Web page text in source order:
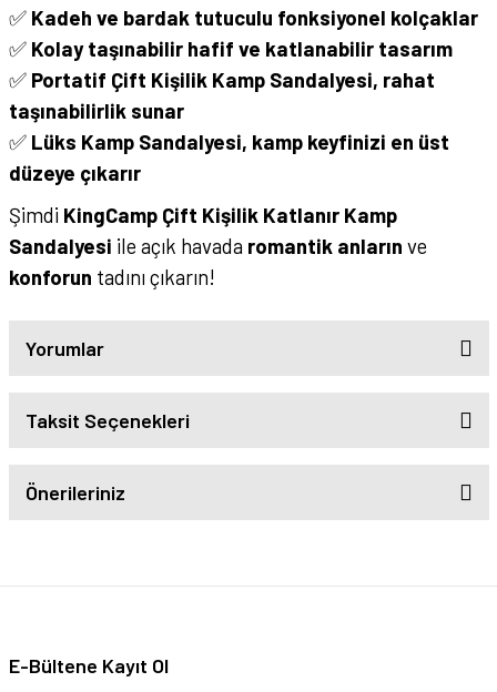
✅ Kadeh ve bardak tutuculu fonksiyonel kolçaklar
✅ Kolay taşınabilir hafif ve katlanabilir tasarım
✅ Portatif Çift Kişilik Kamp Sandalyesi, rahat
taşınabilirlik sunar
✅ Lüks Kamp Sandalyesi, kamp keyfinizi en üst
düzeye çıkarır
Şimdi KingCamp Çift Kişilik Katlanır Kamp
Sandalyesi ile açık havada romantik anların ve
konforun tadını çıkarın!
Yorumlar
Taksit Seçenekleri
Önerileriniz
E-Bültene Kayıt Ol